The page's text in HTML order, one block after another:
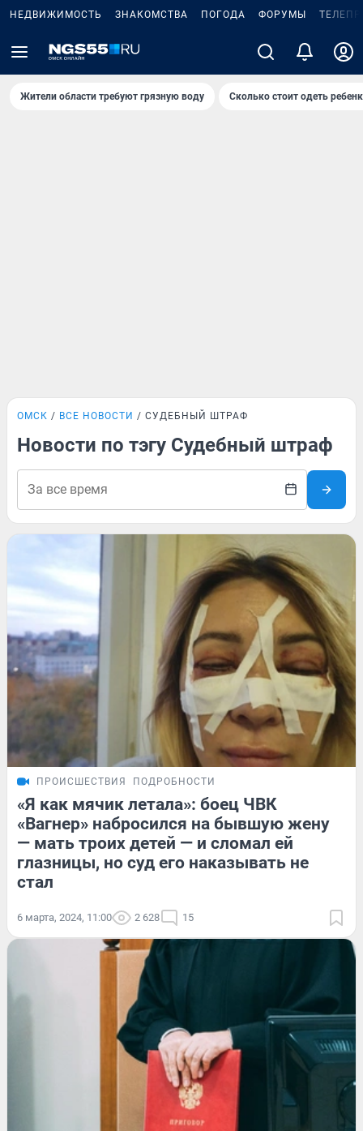
НЕДВИЖИМОСТЬ ЗНАКОМСТВА ПОГОДА ФОРУМЫ
Жители области требуют грязную воду Сколько стоит одеть
ОМСК ВСЕ НОВОСТИ СУДЕБНЫЙ ШТРАФ
Новости по тэгу Судебный штраф
ПРОИСШЕСТВИЯ ПОДРОБНОСТИ
«Я как мячик летала»: боец ЧВК
«Вагнер» набросился на бывшую жену
— мать троих детей — и сломал ей
глазницы, но суд его наказывать не
стал
6 марта, 2024, 11:00 2 628 15